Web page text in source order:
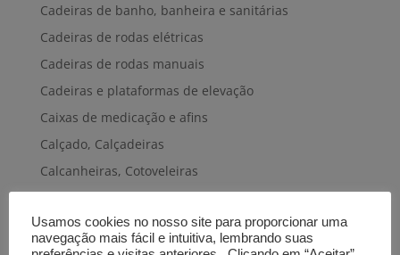
Cadeiras de banho, banheira e sanitárias
Cadeiras de rodas elétricas
Cadeiras de rodas manuais
Cadeiras e plataformas de elevação
Caixas de medicação e afins
Calçado, Calçadeiras
Calcanheiras, Cotoveleiras
Camas articuladas
Carros hospitalares
Cestas, Arneses
Usamos cookies no nosso site para proporcionar uma
navegação mais fácil e intuitiva, lembrando suas